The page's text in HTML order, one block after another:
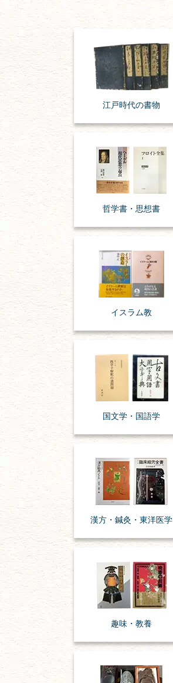
江戸時代の書物
哲学書・思想書
イスラム教
国文学・ 国語学
漢方・ 鍼灸・ 東洋医学
趣味・ 教養